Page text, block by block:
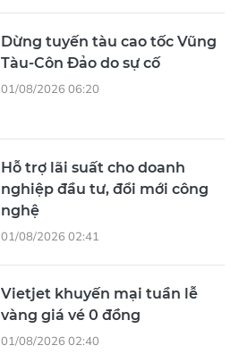
Dừng tuyến tàu cao tốc Vũng
Tàu-Côn Đảo do sự cố
01/08/2026 06:20
Hỗ trợ lãi suất cho doanh
nghiệp đầu tư, đổi mới công
nghệ
01/08/2026 02:41
Vietjet khuyến mại tuần lễ
vàng giá vé 0 đồng
01/08/2026 02:40